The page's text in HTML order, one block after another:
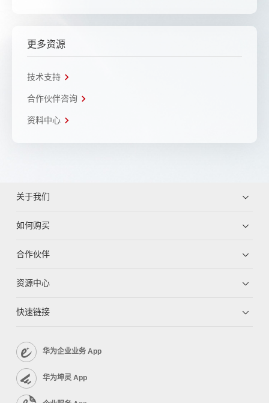
更多资源
技术支持
合作伙伴咨询
资料中心
关于我们
如何购买
合作伙伴
资源中心
快速链接
华为企业业务 App
华为坤灵 App